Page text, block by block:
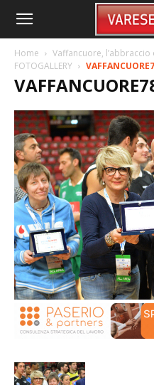
Home
Vaffancuore,
FOTOGALLERY